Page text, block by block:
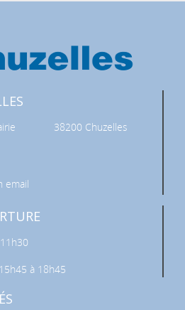
38200 Chuzelles
email
à 18h45